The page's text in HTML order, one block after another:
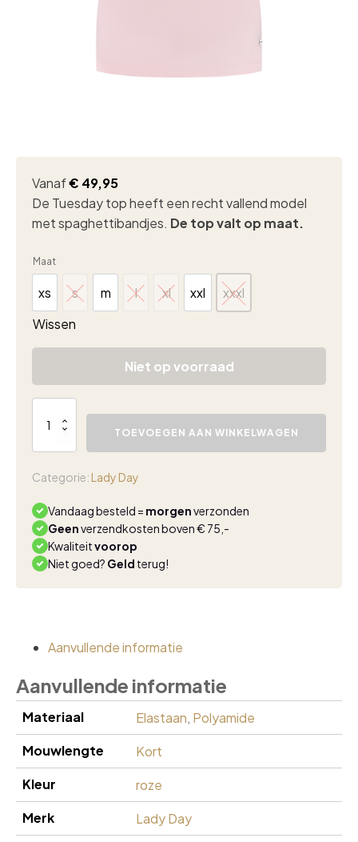
Vanaf€ 49,95
De Tuesday top heeft een recht vallend model
met spaghettibandjes. De top valt op maat.
Maat
xs
xs
s
s
m
m
l
l
xl
xl
xxl
xxl
xxxl
xxxl
Wissen
Niet op voorraad
Day
sweet
aantal
TOEVOEGEN AAN WINKELWAGEN
Categorie: Lady Day
Vandaag besteld = morgenverzonden
Geenverzendkosten boven € 75,-
Kwaliteitvoorop
Niet goed? Geld terug!
Aanvullende informatie
Aanvullende informatie
Materiaal Elastaan, Polyamide
Mouwlengte
Kort
Kleur
roze
Merk
Lady Day